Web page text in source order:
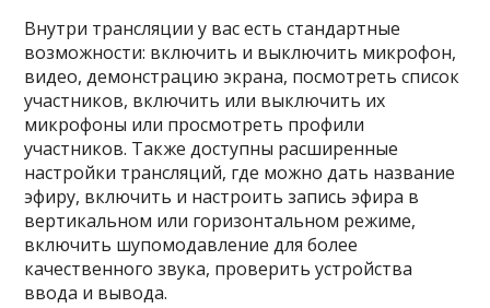
Внутри трансляции у вас есть стандартные
возможности: включить и выключить микрофон,
видео, демонстрацию экрана, посмотреть список
участников, включить или выключить их
микрофоны или просмотреть профили
участников. Также доступны расширенные
настройки трансляций, где можно дать название
эфиру, включить и настроить запись эфира в
вертикальном или горизонтальном режиме,
включить шупомодавление для более
качественного звука, проверить устройства
ввода и вывода.